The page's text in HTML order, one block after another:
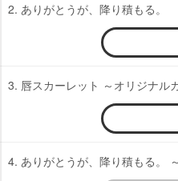
2. ありがとうが、降り積もる。
3. 唇スカーレット ～オリジナル
4. ありがとうが、降り積もる。